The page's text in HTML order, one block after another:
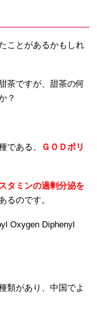
ことがあるかもしれ
茶ですが、甜茶の何
？
である、
ＧＯＤポリ
タミンの過剰分泌を
るのです。
Oxygen Diphenyl
類があり、中国でよ